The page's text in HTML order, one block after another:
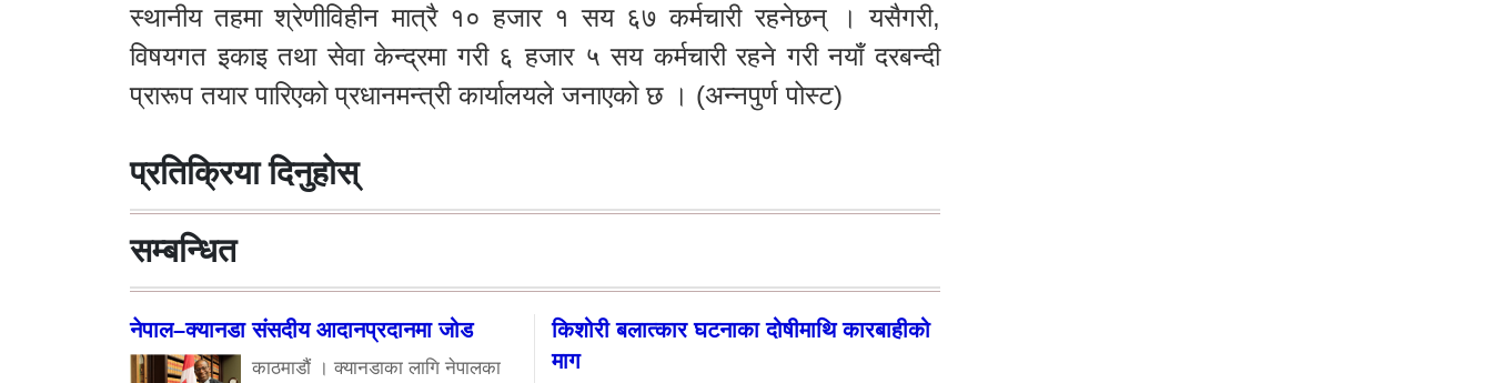
स्थानीय तहमा श्रेणीविहीन मात्रै १० हजार १ सय ६७ कर्मचारी रहनेछन् । यसैगरी,
विषयगत इकाइ तथा सेवा केन्द्रमा गरी ६ हजार ५ सय कर्मचारी रहने गरी नयाँ दरबन्दी
प्रारूप तयार पारिएको प्रधानमन्त्री कार्यालयले जनाएको छ । (अन्नपुर्ण पोस्ट)
प्रतिक्रिया दिनुहोस्
सम्बन्धित
नेपाल–क्यानडा संसदीय आदानप्रदानमा जोड
काठमाडौं । क्यानडाका लागि नेपालका
किशोरी बलात्कार घटनाका दोषीमाथि कारबाहीको
माग